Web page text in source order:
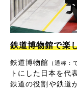
鉄道博物館で楽
鉄道博物館 （通称：
トにした日本を代
鉄道の役割や鉄道